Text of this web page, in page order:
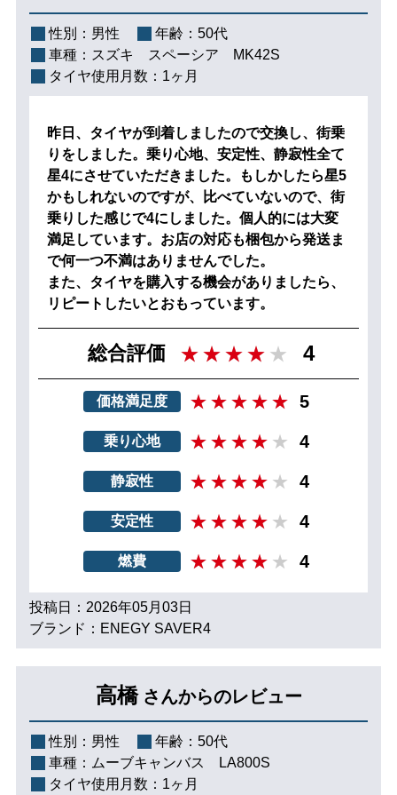
性別： 男性 年齢： 50代
車種： スズキ スペーシア MK42S
タイヤ使用月数： 1ヶ月
昨日、タイヤが到着しましたので交換し、街乗
りをしました。乗り心地、安定性、静寂性全て
星4にさせていただきました。もしかしたら星5
かもしれないのですが、比べていないので、街
乗りした感じで4にしました。個人的には大変
満足しています。お店の対応も梱包から発送ま
で何一つ不満はありませんでした。
また、タイヤを購入する機会がありましたら、
リピートしたいとおもっています。
総合評価 4
価格満足度 5
乗り心地 4
静寂性 4
安定性 4
燃費 4
投稿日：2026年05月03日
ブランド：ENEGY SAVER4
高橋 さんからのレビュー
性別： 男性 年齢： 50代
車種： ムーブキャンバス LA800S
タイヤ使用月数： 1ヶ月